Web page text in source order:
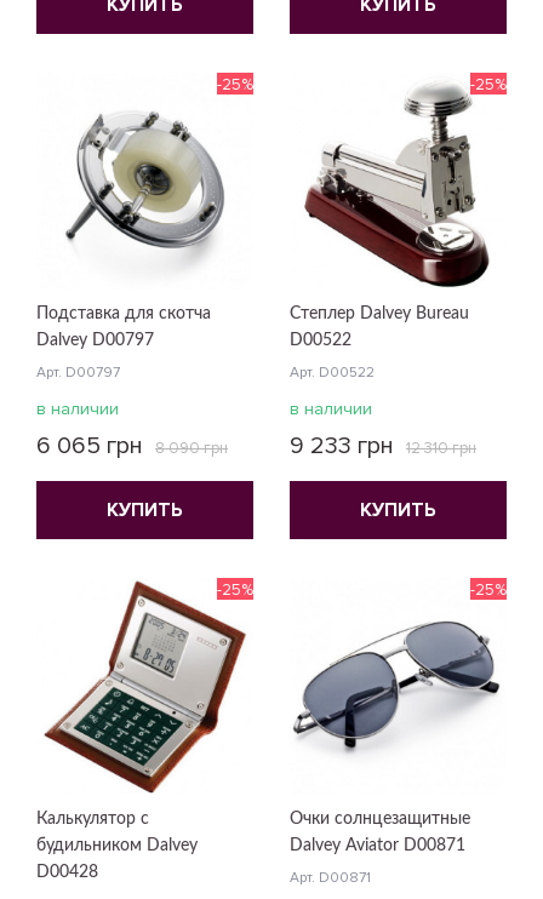
КУПИТЬ КУПИТЬ
Подставка для скотча
Dalvey D00797
Арт. D00797
-25%
в наличии
6 065 грн 8 090 грн
КУПИТЬ
Степлер Dalvey Bureau
D00522
Арт. D00522
-25%
в наличии
9 233 грн 12 310 грн
КУПИТЬ
Калькулятор с
будильником Dalvey
D00428
-25%
Очки солнцезащитные
Dalvey Aviator D00871
Арт. D00871
-25%